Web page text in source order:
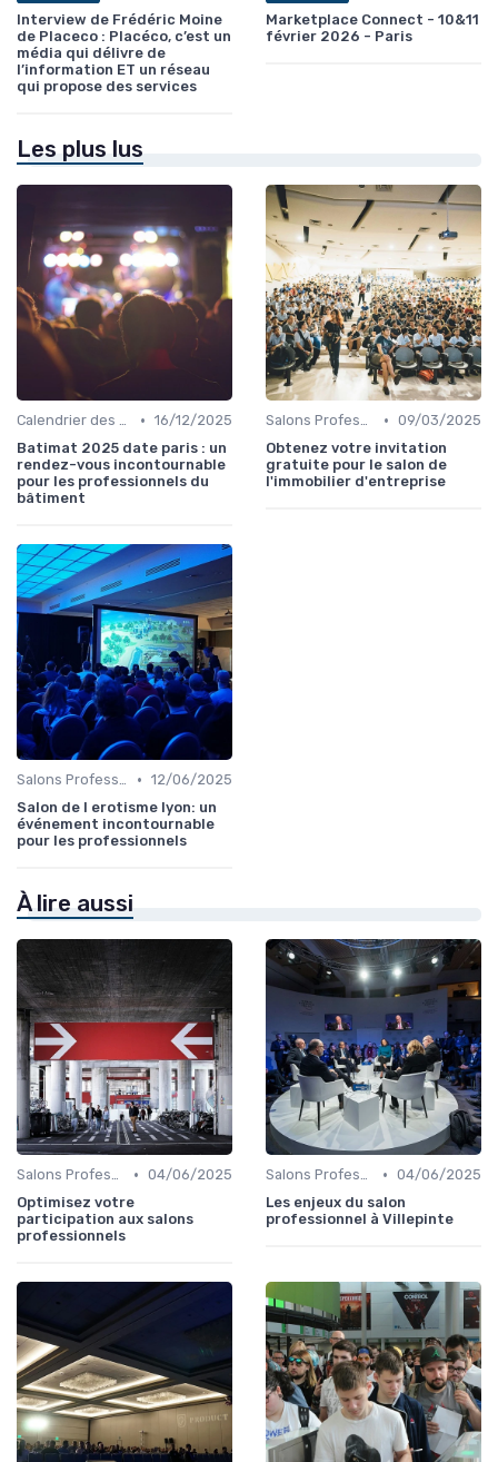
Interview de Frédéric Moine
de Placeco : Placéco, c’est un
média qui délivre de
l’information ET un réseau
qui propose des services
Marketplace Connect - 10&11
février 2026 - Paris
Les plus lus
Calendrier des Événements par Secteur • 16/12/2025
Batimat 2025 date paris : un
rendez-vous incontournable
pour les professionnels du
bâtiment
Salons Professionnels et Expositions • 09/03/2025
Obtenez votre invitation
gratuite pour le salon de
l'immobilier d'entreprise
Salons Professionnels et Expositions • 12/06/2025
Salon de l erotisme lyon: un
événement incontournable
pour les professionnels
À lire aussi
Salons Professionnels et Expositions • 04/06/2025
Optimisez votre
participation aux salons
professionnels
Salons Professionnels et Expositions • 04/06/2025
Les enjeux du salon
professionnel à Villepinte